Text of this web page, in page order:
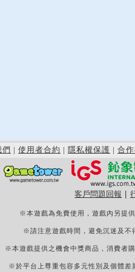
們 | 使用者合約 | 隱私權保護 | 合
客戶問題回報
※本遊戲為免費使用，遊戲內另提
※請注意遊戲時間，避免沉迷及不
※本遊戲提供之機會中獎商品，消費者
※於平台上尊重包容多元性別及個體差